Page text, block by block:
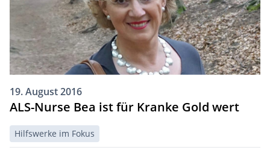
19. August 2016
ALS-Nurse Bea ist für Kranke Gold wert
Hilfswerke im Fokus